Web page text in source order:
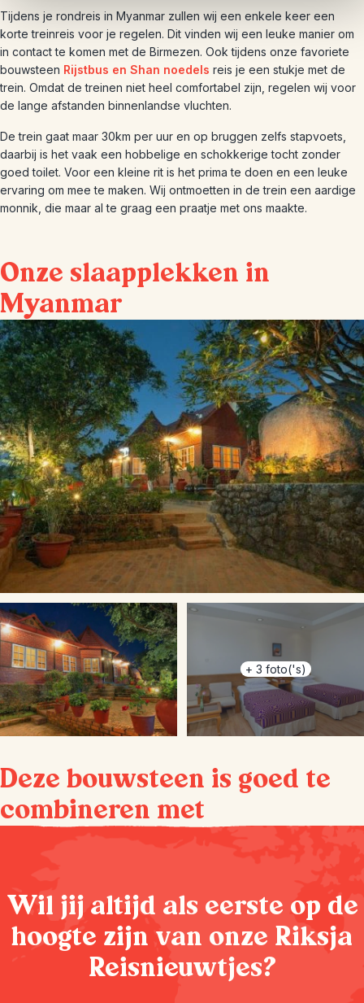
Tijdens je rondreis in Myanmar zullen wij een enkele keer een
korte treinreis voor je regelen. Dit vinden wij een leuke manier om
in contact te komen met de Birmezen. Ook tijdens onze favoriete
bouwsteen Rijstbus en Shan noedels reis je een stukje met de
trein. Omdat de treinen niet heel comfortabel zijn, regelen wij voor
de lange afstanden binnenlandse vluchten.
De trein gaat maar 30km per uur en op bruggen zelfs stapvoets,
daarbij is het vaak een hobbelige en schokkerige tocht zonder
goed toilet. Voor een kleine rit is het prima te doen en een leuke
ervaring om mee te maken. Wij ontmoetten in de trein een aardige
monnik, die maar al te graag een praatje met ons maakte.
Onze slaapplekken in
Myanmar
+ 3 foto('s)
Deze bouwsteen is goed te
combineren met
Wil jij altijd als eerste op de
hoogte zijn van onze Riksja
Reisnieuwtjes?